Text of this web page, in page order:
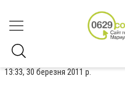
13:33, 30 березня 2011 р.